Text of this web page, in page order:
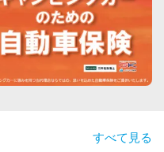
すべて見る